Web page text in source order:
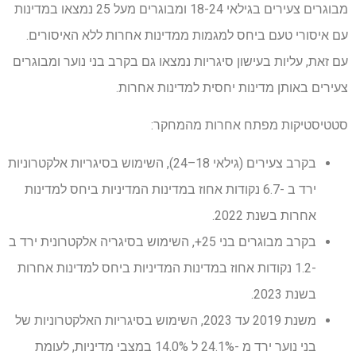
מבוגרים צעירים בגילאי 18-24 ומבוגרים מעל 25 נמצאו במדינות
עם איסורי טעם ביחס למגמות ממדינות אחרות ללא האיסורים.
עם זאת, עליות בעישון סיגריות נמצאו גם בקרב בני נוער ומבוגרים
צעירים באותן מדינות יחסית למדינות אחרות.
סטטיסטיקות מפתח אחרות מהמחקר:
בקרב צעירים (גילאי 18–24), השימוש בסיגריות אלקטרוניות
ירד ב -6.7 נקודות אחוז במדינות המדיניות ביחס למדינות
אחרות בשנת 2022.
בקרב מבוגרים בני 25+, השימוש בסיגריה אלקטרונית ירד ב
-1.2 נקודות אחוז במדינות המדיניות ביחס למדינות אחרות
בשנת 2023.
משנת 2019 עד 2023, השימוש בסיגריות האלקטרוניות של
בני נוער ירד מ -24.1% ל 14.0% במצבי מדיניות, לעומת